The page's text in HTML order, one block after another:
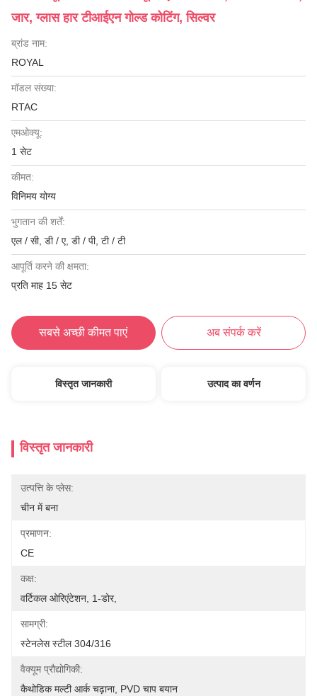
जार, ग्लास हार टीआईएन गोल्ड कोटिंग, सिल्वर
ब्रांड नाम:
ROYAL
मॉडल संख्या:
RTAC
एमओक्यू:
1 सेट
कीमत:
विनिमय योग्य
भुगतान की शर्तें:
एल / सी, डी / ए, डी / पी, टी / टी
आपूर्ति करने की क्षमता:
प्रति माह 15 सेट
सबसे अच्छी कीमत पाएं अब संपर्क करें
विस्तृत जानकारी उत्पाद का वर्णन
विस्तृत जानकारी
उत्पत्ति के प्लेस:
चीन में बना
प्रमाणन:
CE
कक्ष:
वर्टिकल ओरिएंटेशन, 1-डोर,
सामग्री:
स्टेनलेस स्टील 304/316
वैक्यूम प्रौद्योगिकी:
कैथोडिक मल्टी आर्क चढ़ाना, PVD चाप बयान